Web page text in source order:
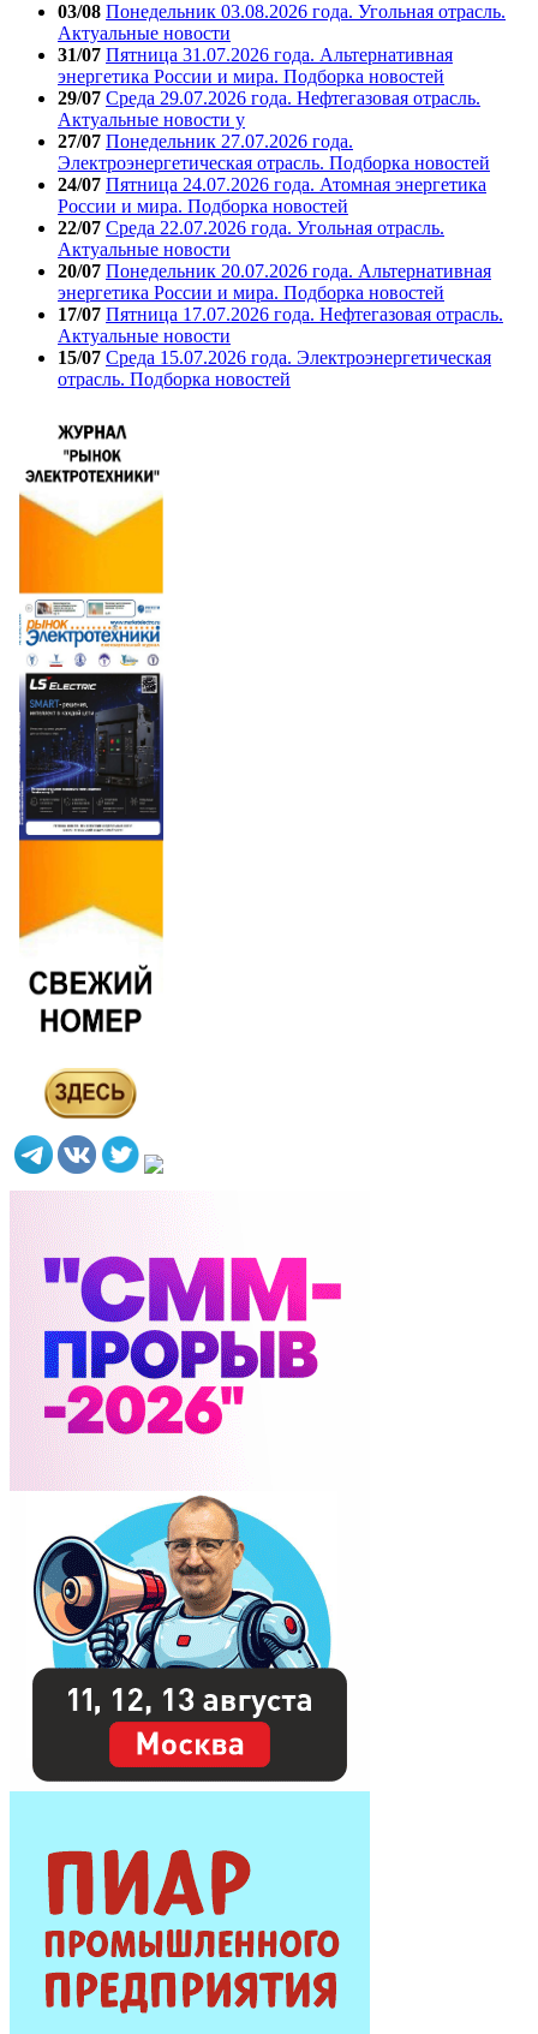
03/08 Понедельник 03.08.2026 года. Угольная отрасль.
Актуальные новости
31/07 Пятница 31.07.2026 года. Альтернативная
энергетика России и мира. Подборка новостей
29/07 Среда 29.07.2026 года. Нефтегазовая отрасль.
Актуальные новости у
27/07 Понедельник 27.07.2026 года.
Электроэнергетическая отрасль. Подборка новостей
24/07 Пятница 24.07.2026 года. Атомная энергетика
России и мира. Подборка новостей
22/07 Среда 22.07.2026 года. Угольная отрасль.
Актуальные новости
20/07 Понедельник 20.07.2026 года. Альтернативная
энергетика России и мира. Подборка новостей
17/07 Пятница 17.07.2026 года. Нефтегазовая отрасль.
Актуальные новости
15/07 Среда 15.07.2026 года. Электроэнергетическая
отрасль. Подборка новостей